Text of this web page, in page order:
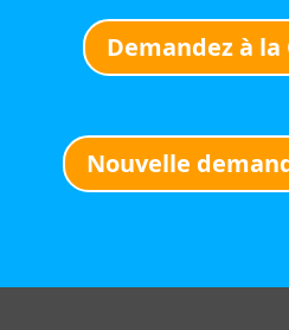
Demandez à
Nouvelle